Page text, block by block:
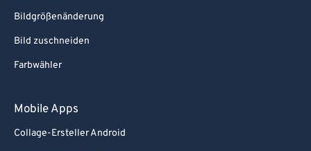
Bildgrößenänderung
Bild zuschneiden
Farbwähler
Mobile Apps
Collage-Ersteller Android